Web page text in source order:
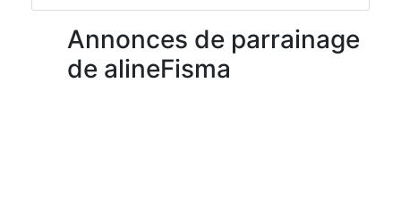
Annonces de parrainage
de alineFisma